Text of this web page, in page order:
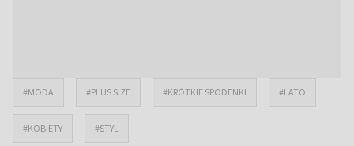
#MODA #PLUS SIZE #KRÓTKIE SPODENKI #LATO
#KOBIETY #STYL